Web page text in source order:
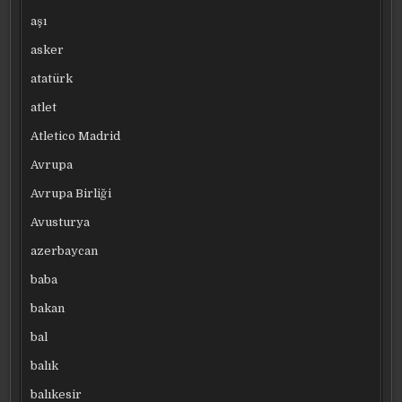
aşı
asker
atatürk
atlet
Atletico Madrid
Avrupa
Avrupa Birliği
Avusturya
azerbaycan
baba
bakan
bal
balık
balıkesir